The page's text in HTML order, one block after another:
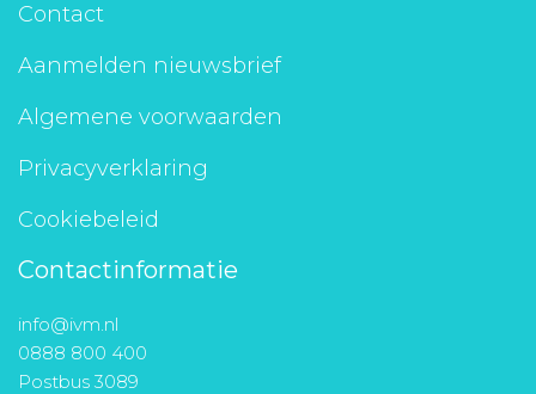
Contact
Aanmelden nieuwsbrief
Algemene voorwaarden
Privacyverklaring
Cookiebeleid
Contactinformatie
info@ivm.nl
0888 800 400
Postbus 3089